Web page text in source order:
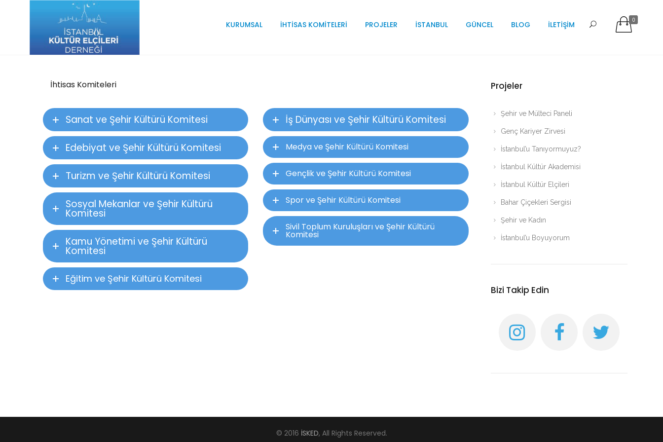
0
KURUMSAL İHTISAS KOMITELERI PROJELER İSTANBUL GÜNCEL BLOG İLETİŞİM
İhtisas Komiteleri
Sanat ve Şehir Kültürü Komitesi
Edebiyat ve Şehir Kültürü Komitesi
Turizm ve Şehir Kültürü Komitesi
Sosyal Mekanlar ve Şehir Kültürü
Komitesi
Kamu Yönetimi ve Şehir Kültürü
Komitesi
Eğitim ve Şehir Kültürü Komitesi
İş Dünyası ve Şehir Kültürü Komitesi
Medya ve Şehir Kültürü Komitesi
Gençlik ve Şehir Kültürü Komitesi
Spor ve Şehir Kültürü Komitesi
Sivil Toplum Kuruluşları ve Şehir Kültürü
Komitesi
Projeler
Şehir ve Mülteci Paneli
Genç Kariyer Zirvesi
İstanbul’u Tanıyormuyuz?
İstanbul Kültür Akademisi
İstanbul Kültür Elçileri
Bahar Çiçekleri Sergisi
Şehir ve Kadın
İstanbul’u Boyuyorum
Bizi Takip Edin
© 2016 İSKED, All Rights Reserved.